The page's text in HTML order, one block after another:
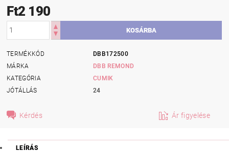
Ft2 190
TERMÉKKÓD
DBB172500
MÁRKA
DBB REMOND
KATEGÓRIA
CUMIK
JÓTÁLLÁS
24
Kérdés Ár figyelése
LEÍRÁS